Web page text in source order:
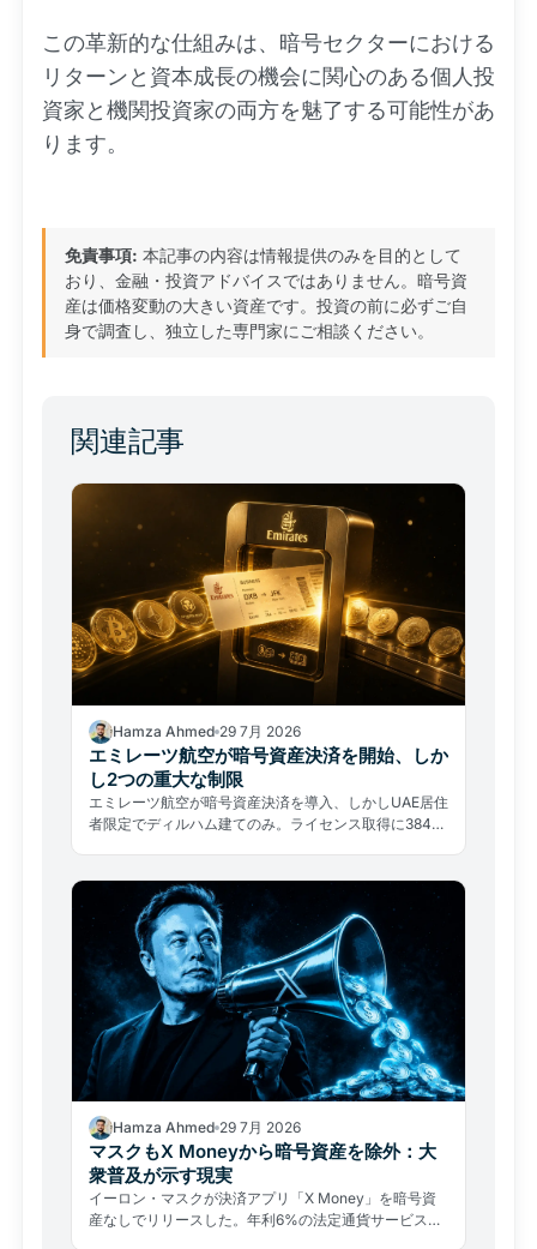
この革新的な仕組みは、暗号セクターにおける
リターンと資本成長の機会に関心のある個人投
資家と機関投資家の両方を魅了する可能性があ
ります。
免責事項: 本記事の内容は情報提供のみを目的として
おり、金融・投資アドバイスではありません。暗号資
産は価格変動の大きい資産です。投資の前に必ずご自
身で調査し、独立した専門家にご相談ください。
関連記事
Hamza Ahmed 29 7月 2026
エミレーツ航空が暗号資産決済を開始、しか
し2つの重大な制限
エミレーツ航空が暗号資産決済を導入、しかしUAE居住
者限定でディルハム建てのみ。ライセンス取得に384日
Hamza Ahmed 29 7月 2026
マスクもX Moneyから暗号資産を除外：大
衆普及が示す現実
イーロン・マスクが決済アプリ「X Money」を暗号資
産なしでリリースした。年利6%の法定通貨サービスが